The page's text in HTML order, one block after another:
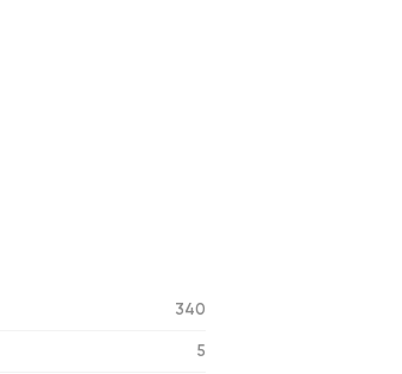
340
5